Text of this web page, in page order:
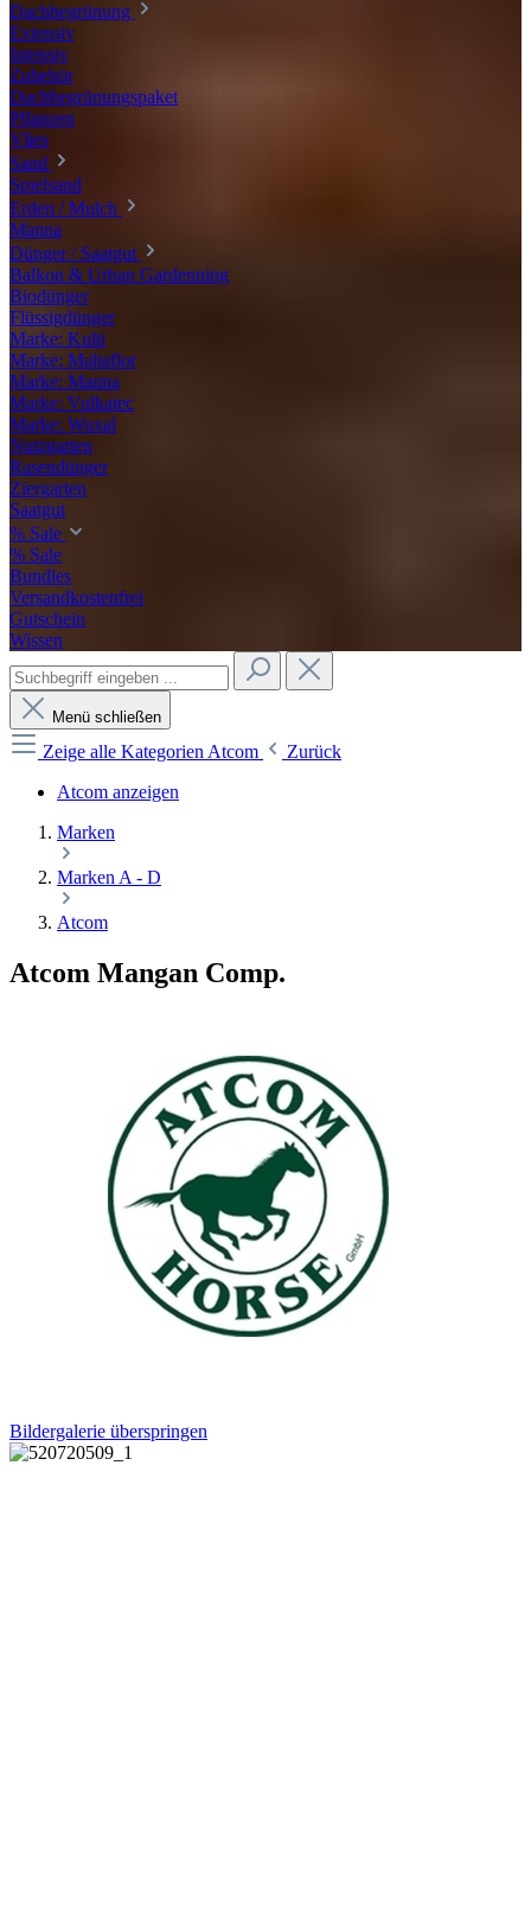
Dachbegrünung
Extensiv
Intensiv
Zubehör
Dachbegrünungspaket
Pflanzen
Vlies
Sand
Spielsand
Erden / Mulch
Manna
Dünger / Saatgut
Balkon & Urban Gardenning
Biodünger
Flüssigdünger
Marke: Kulti
Marke: Maltaflor
Marke: Manna
Marke: Vulkatec
Marke: Wuxal
Nutzgarten
Rasendünger
Ziergarten
Saatgut
% Sale
% Sale
Bundles
Versandkostenfrei
Gutschein
Wissen
Menü schließen
Zeige alle Kategorien Atcom
Zurück
Atcom anzeigen
Marken
Marken A - D
Atcom
Atcom Mangan Comp.
Bildergalerie überspringen